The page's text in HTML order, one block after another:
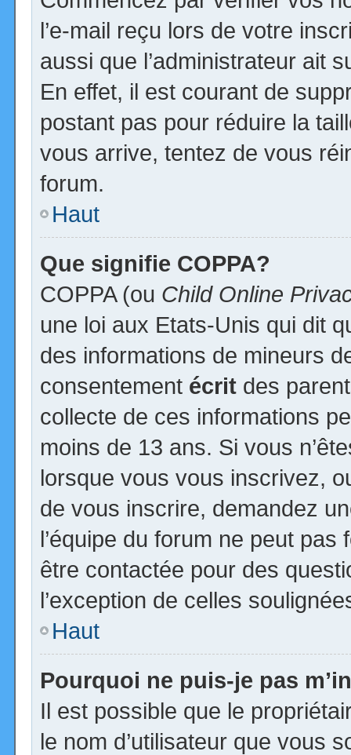
l’e-mail reçu lors de votre
aussi que l’administrateur ait
En effet, il est courant de
postant pas pour réduire la
vous arrive, tentez de vous
forum.
Haut
Que signifie COPPA?
COPPA (ou Child Online
une loi aux Etats-Unis qui dit
des informations de mineurs
consentement écrit des
collecte de ces informations
moins de 13 ans. Si vous
lorsque vous vous inscrivez,
de vous inscrire, demandez
l’équipe du forum ne peut
être contactée pour des
l’exception de celles
Haut
Pourquoi ne puis-je pas
Il est possible que le
le nom d’utilisateur que vous